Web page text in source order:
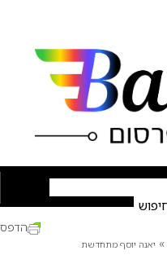
» יאנה יוסף מתחדשת
הדפס